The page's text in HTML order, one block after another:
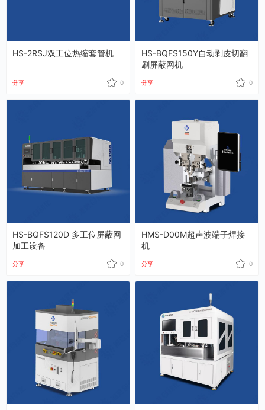
HS-2RSJ双工位热缩套管机
分享 0
HS-BQFS150Y自动剥皮切翻
刷屏蔽网机
分享 0
HS-BQFS120D 多工位屏蔽网
加工设备
分享 0
HMS-D00M超声波端子焊接
机
分享 0